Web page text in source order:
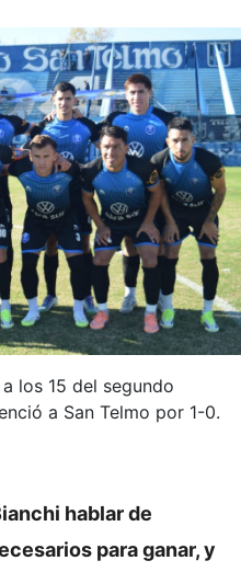
los 15 del segundo
a San Telmo por 1-0.
hablar de
para ganar, y